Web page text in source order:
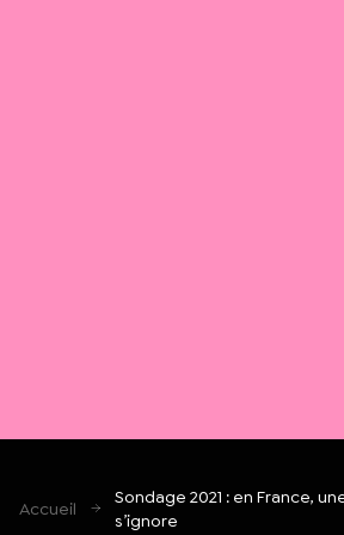
Accueil
Sondage 2021 : en France,
s’ignore